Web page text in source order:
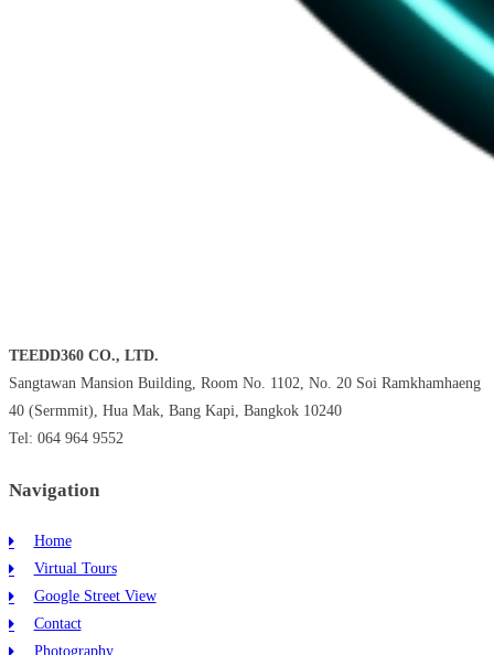
TEEDD360 CO., LTD.
Sangtawan Mansion Building, Room No. 1102, No. 20 Soi Ramkhamhaeng
40 (Sermmit), Hua Mak, Bang Kapi, Bangkok 10240
Tel: 064 964 9552
Navigation
Home
Virtual Tours
Google Street View
Contact
Photography